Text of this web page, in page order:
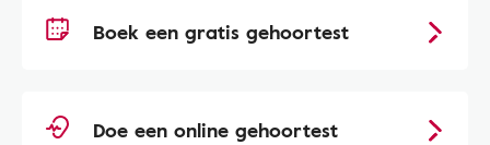
Boek een gratis gehoortest
Doe een online gehoortest